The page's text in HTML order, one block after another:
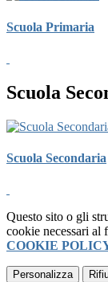
Scuola Primaria
Scuola
Scuola Secondaria
Questo sito o gli
cookie necessari al
COOKIE
Personalizza